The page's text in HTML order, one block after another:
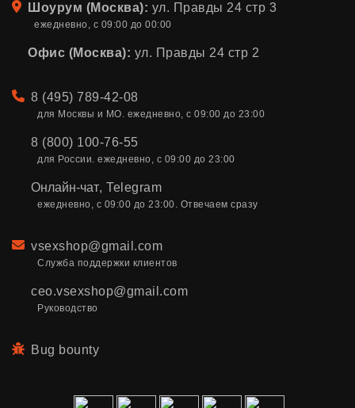
Адрес
Шоурум (Москва): ул. Правды 24 стр 3
ежедневно, с 09:00 до 00:00
Офис (Москва): ул. Правды 24 стр 2
Телефон
8 (495) 789-42-08
для Москвы и МО. ежедневно, с 09:00 до 23:00
8 (800) 100-76-55
для России. ежедневно, с 09:00 до 23:00
Онлайн-чат, Telegram
ежедневно, с 09:00 до 23:00. Отвечаем сразу
Email
vsexshop@gmail.com
Служба поддержки клиентов
ceo.vsexshop@gmail.com
Руководство
Bug bounty